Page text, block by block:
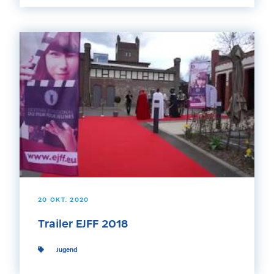
20 OKT. 2020
Trailer EJFF 2018
Jugend